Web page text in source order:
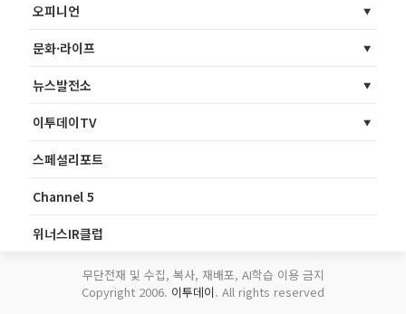
오피니언
문화·라이프
뉴스발전소
이투데이TV
스페셜리포트
Channel 5
위너스IR클럽
무단전재 및 수집, 복사, 재배포, AI학습 이용 금지
Copyright 2006. 이투데이. All rights reserved